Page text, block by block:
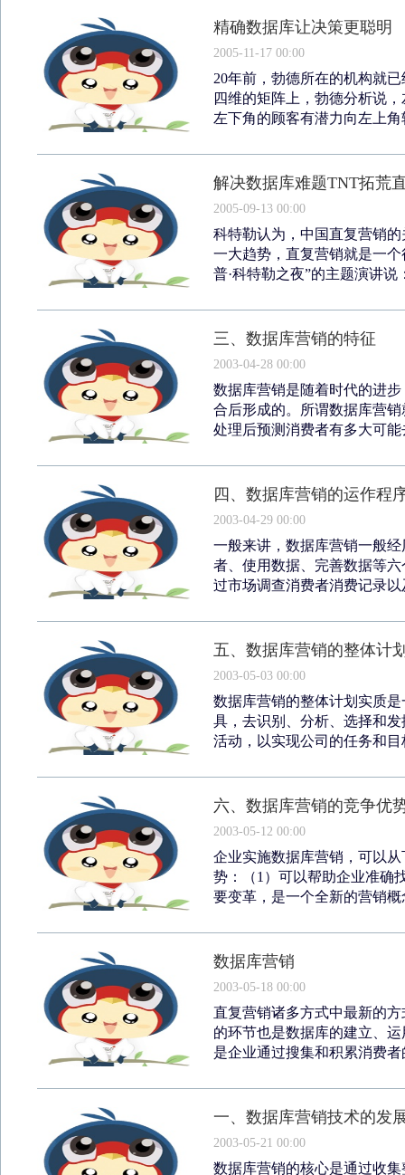
精确数据库让决策更聪明
2005-11-17 00:00
20年前，勃德所在的机构就
四维的矩阵上，勃德分析说
左下角的顾客有潜力向左上
解决数据库难题TNT拓荒
2005-09-13 00:00
科特勒认为，中国直复营销
一大趋势，直复营销就是一个
普·科特勒之夜”的主题演讲
三、数据库营销的特征
2003-04-28 00:00
数据库营销是随着时代的进
合后形成的。所谓数据库营
处理后预测消费者有多大可
四、数据库营销的运作程
2003-04-29 00:00
一般来讲，数据库营销一般
者、使用数据、完善数据等
过市场调查消费者消费记录
五、数据库营销的整体计
2003-05-03 00:00
数据库营销的整体计划实质
具，去识别、分析、选择和
活动，以实现公司的任务和
六、数据库营销的竞争优
2003-05-12 00:00
企业实施数据库营销，可以
势：（1）可以帮助企业准确
要变革，是一个全新的营销
数据库营销
2003-05-18 00:00
直复营销诸多方式中最新的
的环节也是数据库的建立、
是企业通过搜集和积累消费
一、数据库营销技术的发
2003-05-21 00:00
数据库营销的核心是通过收